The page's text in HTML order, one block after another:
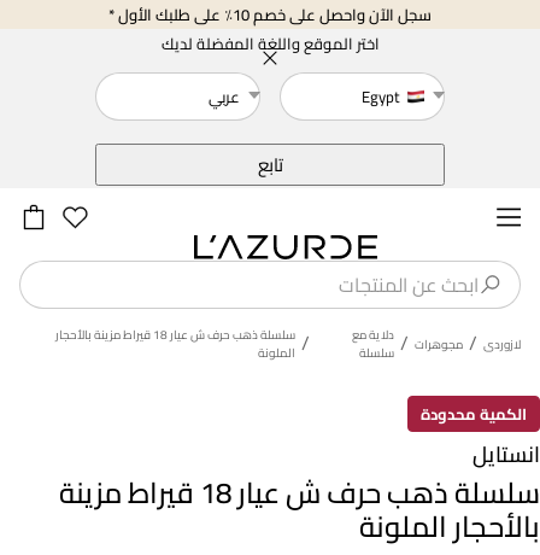
سجل الآن واحصل على خصم 10٪ على طلبك الأول *
اختر الموقع واللغة المفضلة لديك
Egypt
عربي
تابع
لازوردى / مجوهرات / دلاية مع
سلسلة / سلسلة ذهب حرف ش عيار 18 قيراط مزينة بالأحجار
الملونة
الكمية محدودة
انستايل
سلسلة ذهب حرف ش عيار 18 قيراط مزينة
بالأحجار الملونة